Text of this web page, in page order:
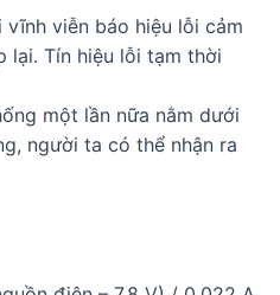
viễn báo hiệu lỗi cảm
lại. Tín hiệu lỗi tạm thời
một lần nữa nằm dưới
người ta có thể nhận ra